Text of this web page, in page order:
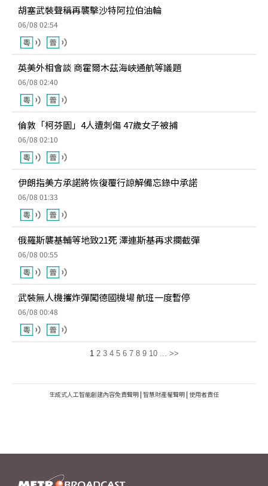
胡塞武裝聲稱再襲擊沙特阿拉伯油輪
06/08 02:54
英美外相會談 商霍爾木茲海峽通航等議題
06/08 02:40
倫敦「柯芬園」4人遭刺傷 47歲女子被捕
06/08 02:10
伊朗指美方承諾將恢復覆行諒解備忘錄中承諾
06/08 01:33
俄羅斯襲基輔等地致21死 澤連斯基再求攔截彈
06/08 00:55
武裝無人機攜炸彈闖德國機場 航班一度暫停
06/08 00:48
1 2 3 4 5 6 7 8 9 10 ... >>
生成式人工智能創建內容免責聲明 | 智慧財產權聲明 | 使用者責任